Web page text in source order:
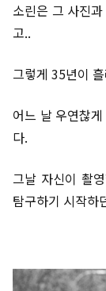
소린은 그 사진
고..
그렇게 35년이
어느 날 우연찮
다.
그날 자신이 촬
탐구하기 시작하